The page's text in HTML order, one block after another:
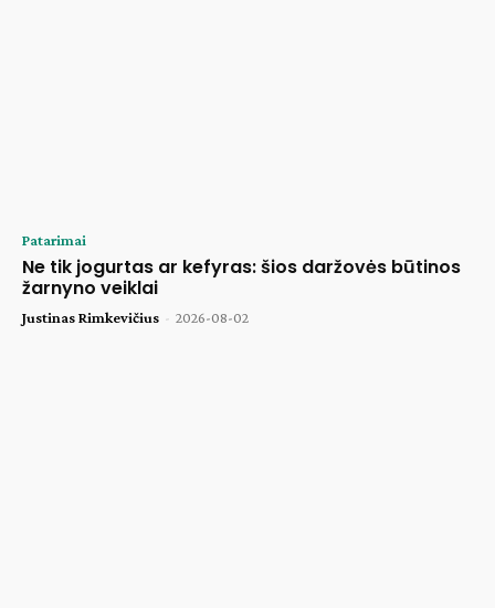
Patarimai
Ne tik jogurtas ar kefyras: šios daržovės būtinos
žarnyno veiklai
Justinas Rimkevičius - 2026-08-02